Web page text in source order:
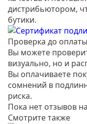
дистрибьютором,
бутики.
Проверка до оплаты
Вы можете
визуально, но и
Вы оплачиваете
сомнений в
риска.
Пока нет отзывов
Смотрите также